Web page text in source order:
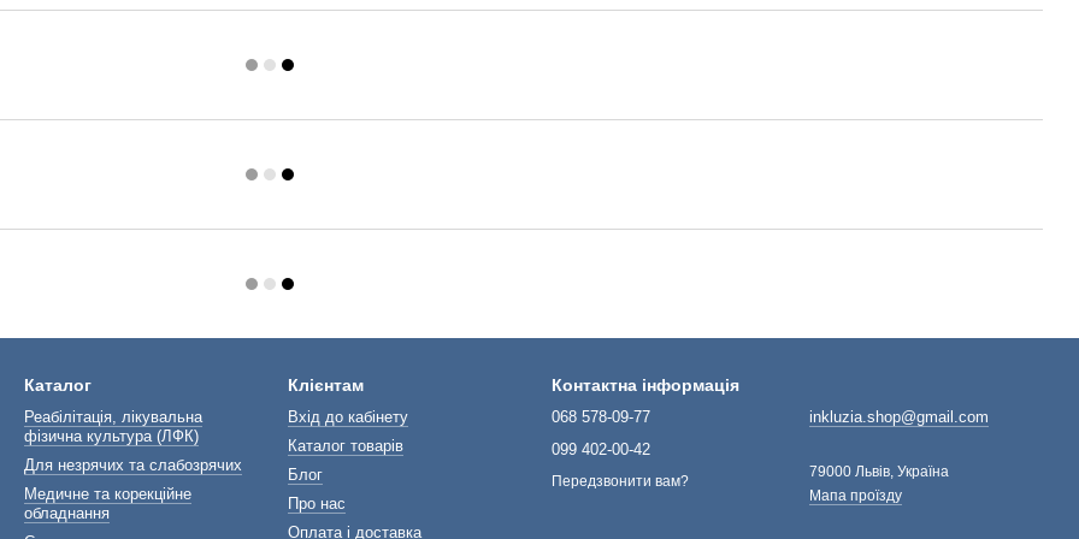
Каталог
Реабілітація, лікувальна
фізична культура (ЛФК)
Для незрячих та слабозрячих
Медичне та корекційне
обладнання
Клієнтам
Вхід до кабінету
Каталог товарів
Блог
Про нас
Оплата і доставка
Контактна інформація
068 578-09-77
099 402-00-42
Передзвонити вам?
inkluzia.shop@gmail.com
79000 Львів, Україна
Мапа проїзду